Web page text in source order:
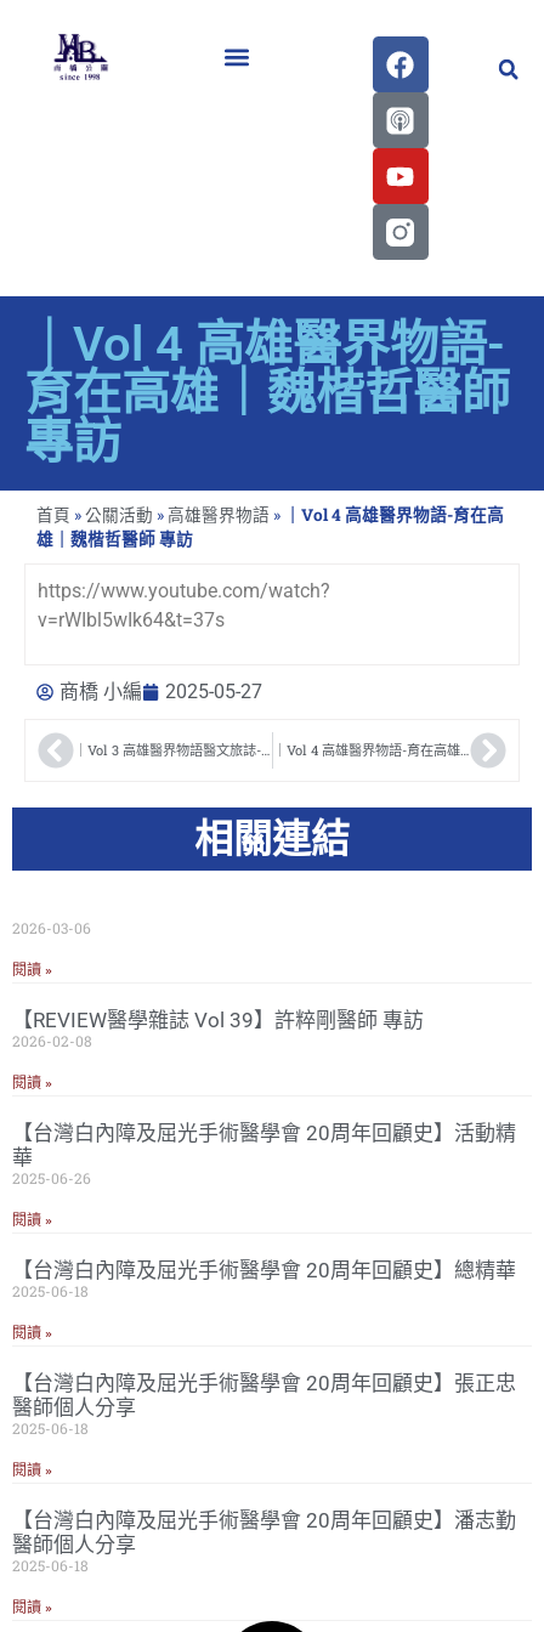
｜Vol 4 高雄醫界物語-
育在高雄｜魏楷哲醫師
專訪
首頁 »公關活動 »高雄醫界物語 »
｜Vol 4 高雄醫界物語-育在高
雄｜魏楷哲醫師 專訪
https://www.youtube.com/watch?
v=rWIbl5wIk64&t=37s
商橋 小編 2025-05-27
｜Vol 3 高雄醫界物語醫文旅誌-行在高雄｜高閔琳局長 專訪 ｜Vol 4 高雄醫界物語-育在高雄｜吳明和醫師 專訪
相關連結
2026-03-06
閱讀 »
【REVIEW醫學雜誌 Vol 39】許粹剛醫師 專訪
2026-02-08
閱讀 »
【台灣白內障及屈光手術醫學會 20周年回顧史】活動精
華
2025-06-26
閱讀 »
【台灣白內障及屈光手術醫學會 20周年回顧史】總精華
2025-06-18
閱讀 »
【台灣白內障及屈光手術醫學會 20周年回顧史】張正忠
醫師個人分享
2025-06-18
閱讀 »
【台灣白內障及屈光手術醫學會 20周年回顧史】潘志勤
醫師個人分享
2025-06-18
閱讀 »